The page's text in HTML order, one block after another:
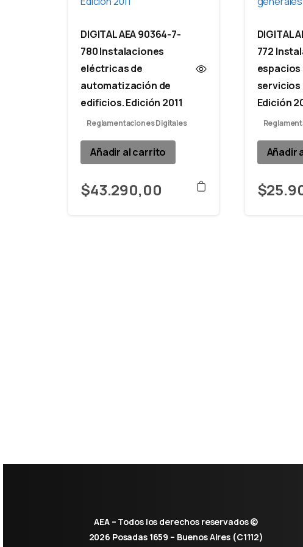
DIGITAL AEA 90364-7-
780 Instalaciones
eléctricas de
automatización de
edificios. Edición 2011
Reglamentaciones Digitales
Añadir al carrito
$43.290,00
DIGITAL
772
espacios
servicios
Edición
Añadir
$
AEA – Todos los derechos reservados ©
2026 Posadas 1659 – Buenos Aires (C1112)